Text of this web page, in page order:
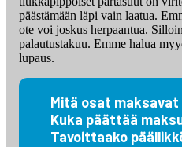
päästämään läpi vain laatua.
ote voi joskus herpaantua.
palautustakuu. Emme halua
lupaus.
Mitä osat maksavat
Kuka päättää
Tavoittaako